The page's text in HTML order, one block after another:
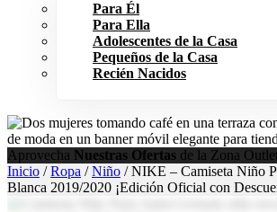
Para Él
Para Ella
Adolescentes de la Casa
Pequeños de la Casa
Recién Nacidos
Aprovecha Nuestras Ofertas de la Zona
Inicio /Ropa /Niño / NIKE – Camiseta Niño
Blanca 2019/2020 ¡Edición Oficial con